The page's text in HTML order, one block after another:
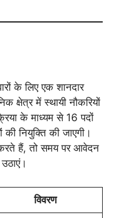
के लिए एक शानदार
क्षेत्र में स्थायी नौकरियों
के माध्यम से 16 पदों
की नियुक्ति की जाएगी।
करते हैं, तो समय पर आवेदन
विवरण